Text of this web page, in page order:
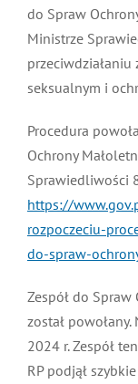
do Spraw
Ministrze
seksualnym i
Procedura
Ochrony
Sprawiedliwości
https://
rozpoczeciu-
do-spraw-
Zespół do
został
2024 r. Zespół
RP podjął